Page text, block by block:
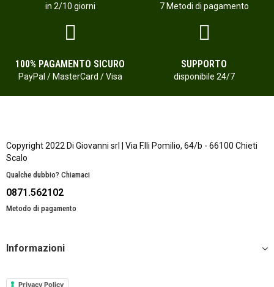
in 2/10 giorni 7 Metodi di pagamento
100% PAGAMENTO SICURO
PayPal / MasterCard / Visa
SUPPORTO
disponibile 24/7
Copyright 2022 Di Giovanni srl | Via F.lli Pomilio, 64/b - 66100 Chieti
Scalo
Qualche dubbio? Chiamaci
0871.562102
Metodo di pagamento
Informazioni
Privacy Policy